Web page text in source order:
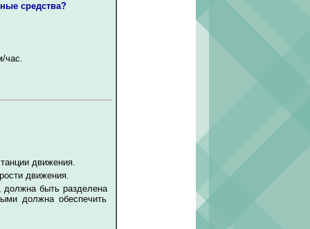
средства?
час.
движения.
движения.
должна быть разделена
должна обеспечить